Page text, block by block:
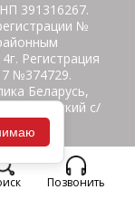
391316267.
№
Регистрация
№374729.
Беларусь,
Бабиничский с/
Позвонить